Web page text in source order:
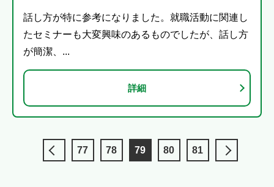
話し方が特に参考になりました。就職活動に関連し
たセミナーも大変興味のあるものでしたが、話し方
が簡潔、...
詳細
77 78 79 80 81